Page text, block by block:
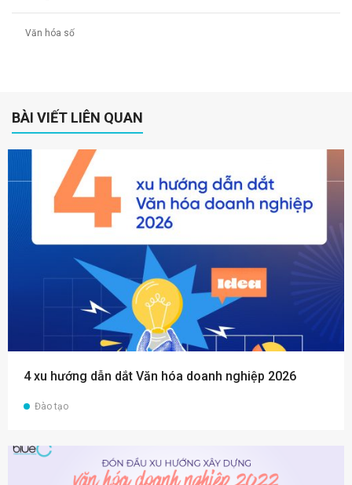
Văn hóa số
BÀI VIẾT LIÊN QUAN
4 xu hướng dẫn dắt Văn hóa doanh nghiệp 2026
Đào tạo